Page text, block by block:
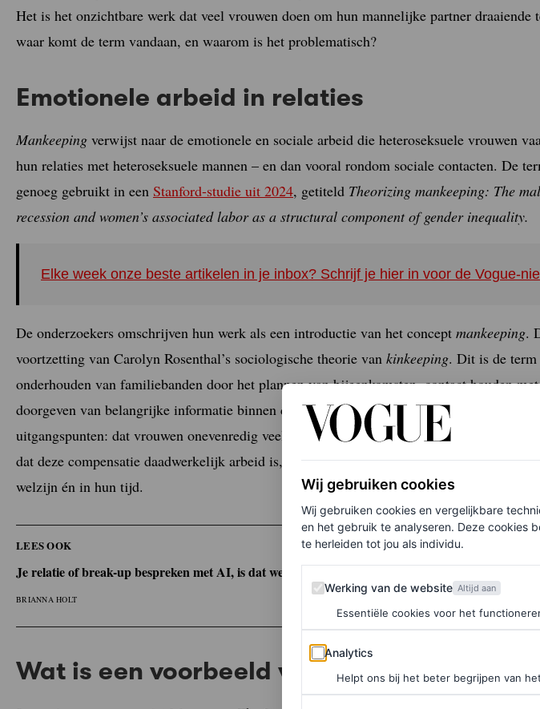
Het is het onzichtbare werk dat veel vrouwen doen om hun mannelijke partner draaiende
waar komt de term vandaan, en waarom is het problematisch?
Emotionele arbeid in relaties
Mankeeping verwijst naar de emotionele en sociale arbeid die heteroseksuele vrouwen
hun relaties met heteroseksuele mannen – en dan vooral rondom sociale contacten. De
genoeg gebruikt in een Stanford-studie uit 2024, getiteld Theorizing mankeeping: The
recession and women’s associated labor as a structural component of gender inequality.
Elke week onze beste artikelen in je inbox? Schrijf je hier in voor de Vogue-
De onderzoekers omschrijven hun werk als een introductie van het concept mankeeping.
voortzetting van Carolyn Rosenthal’s sociologische theorie van kinkeeping. Dit is de
onderhouden van familiebanden door het plannen van bijeenkomsten, contact houden
doorgeven van belangrijke informatie binnen de familie. De onderzoekers verdiepten zich
uitgangspunten: dat vrouwen onevenredig veel compenseren voor het gebrek aan sociaal
dat deze compensatie daadwerkelijk arbeid is, en dat dit werk vaak ten koste gaat van
welzijn én in hun tijd.
LEES OOK
Je relatie of break-up bespreken met AI, is dat wel zo verstandig?
BRIANNA HOLT
Wat is een voorbeeld van mankeeping?
Wij gebruiken cookies
Wij gebruiken cookies en vergelijkbare
en het gebruik te analyseren. Deze cookies
te herleiden tot jou als individu.
Werking van de website
Werking van de website Altijd aan
Essentiële cookies voor het
Analytics
Analytics
Helpt ons bij het beter begrijpen van